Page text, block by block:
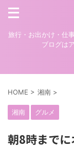
旅行・お出かけ・仕
ブログは
HOME > 湘南 >
湘南 グルメ
朝8時まで